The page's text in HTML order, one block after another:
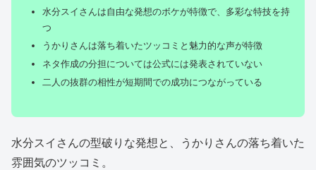
水分スイさんは自由な発想のボケが特徴で、多彩な特技を持
つ
うかりさんは落ち着いたツッコミと魅力的な声が特徴
ネタ作成の分担については公式には発表されていない
二人の抜群の相性が短期間での成功につながっている
水分スイさんの型破りな発想と、うかりさんの落ち着いた
雰囲気のツッコミ。